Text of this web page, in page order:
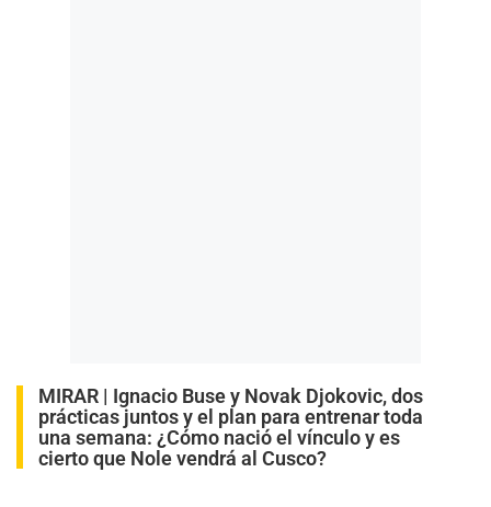
MIRAR | Ignacio Buse y Novak Djokovic, dos
prácticas juntos y el plan para entrenar toda
una semana: ¿Cómo nació el vínculo y es
cierto que Nole vendrá al Cusco?